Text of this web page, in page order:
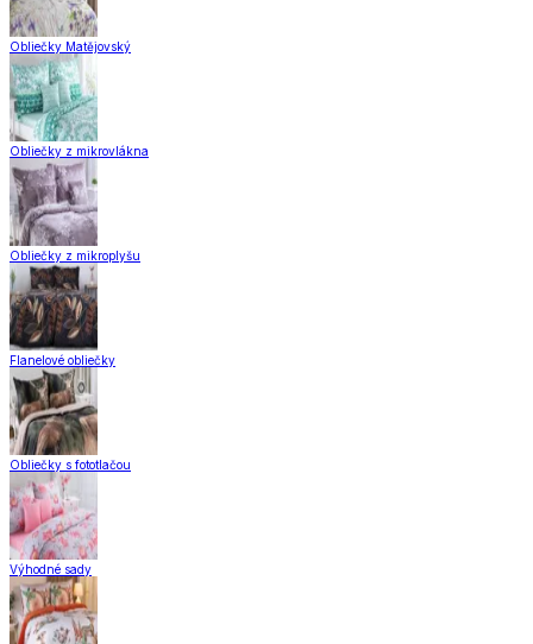
Obliečky Matějovský
Obliečky z mikrovlákna
Obliečky z mikroplyšu
Flanelové obliečky
Obliečky s fototlačou
Výhodné sady